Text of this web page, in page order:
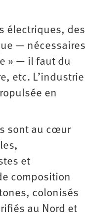
électriques, des
— nécessaires
» — il faut du
etc. L’industrie
en
sont au cœur
et
composition
colonisés
au Nord et